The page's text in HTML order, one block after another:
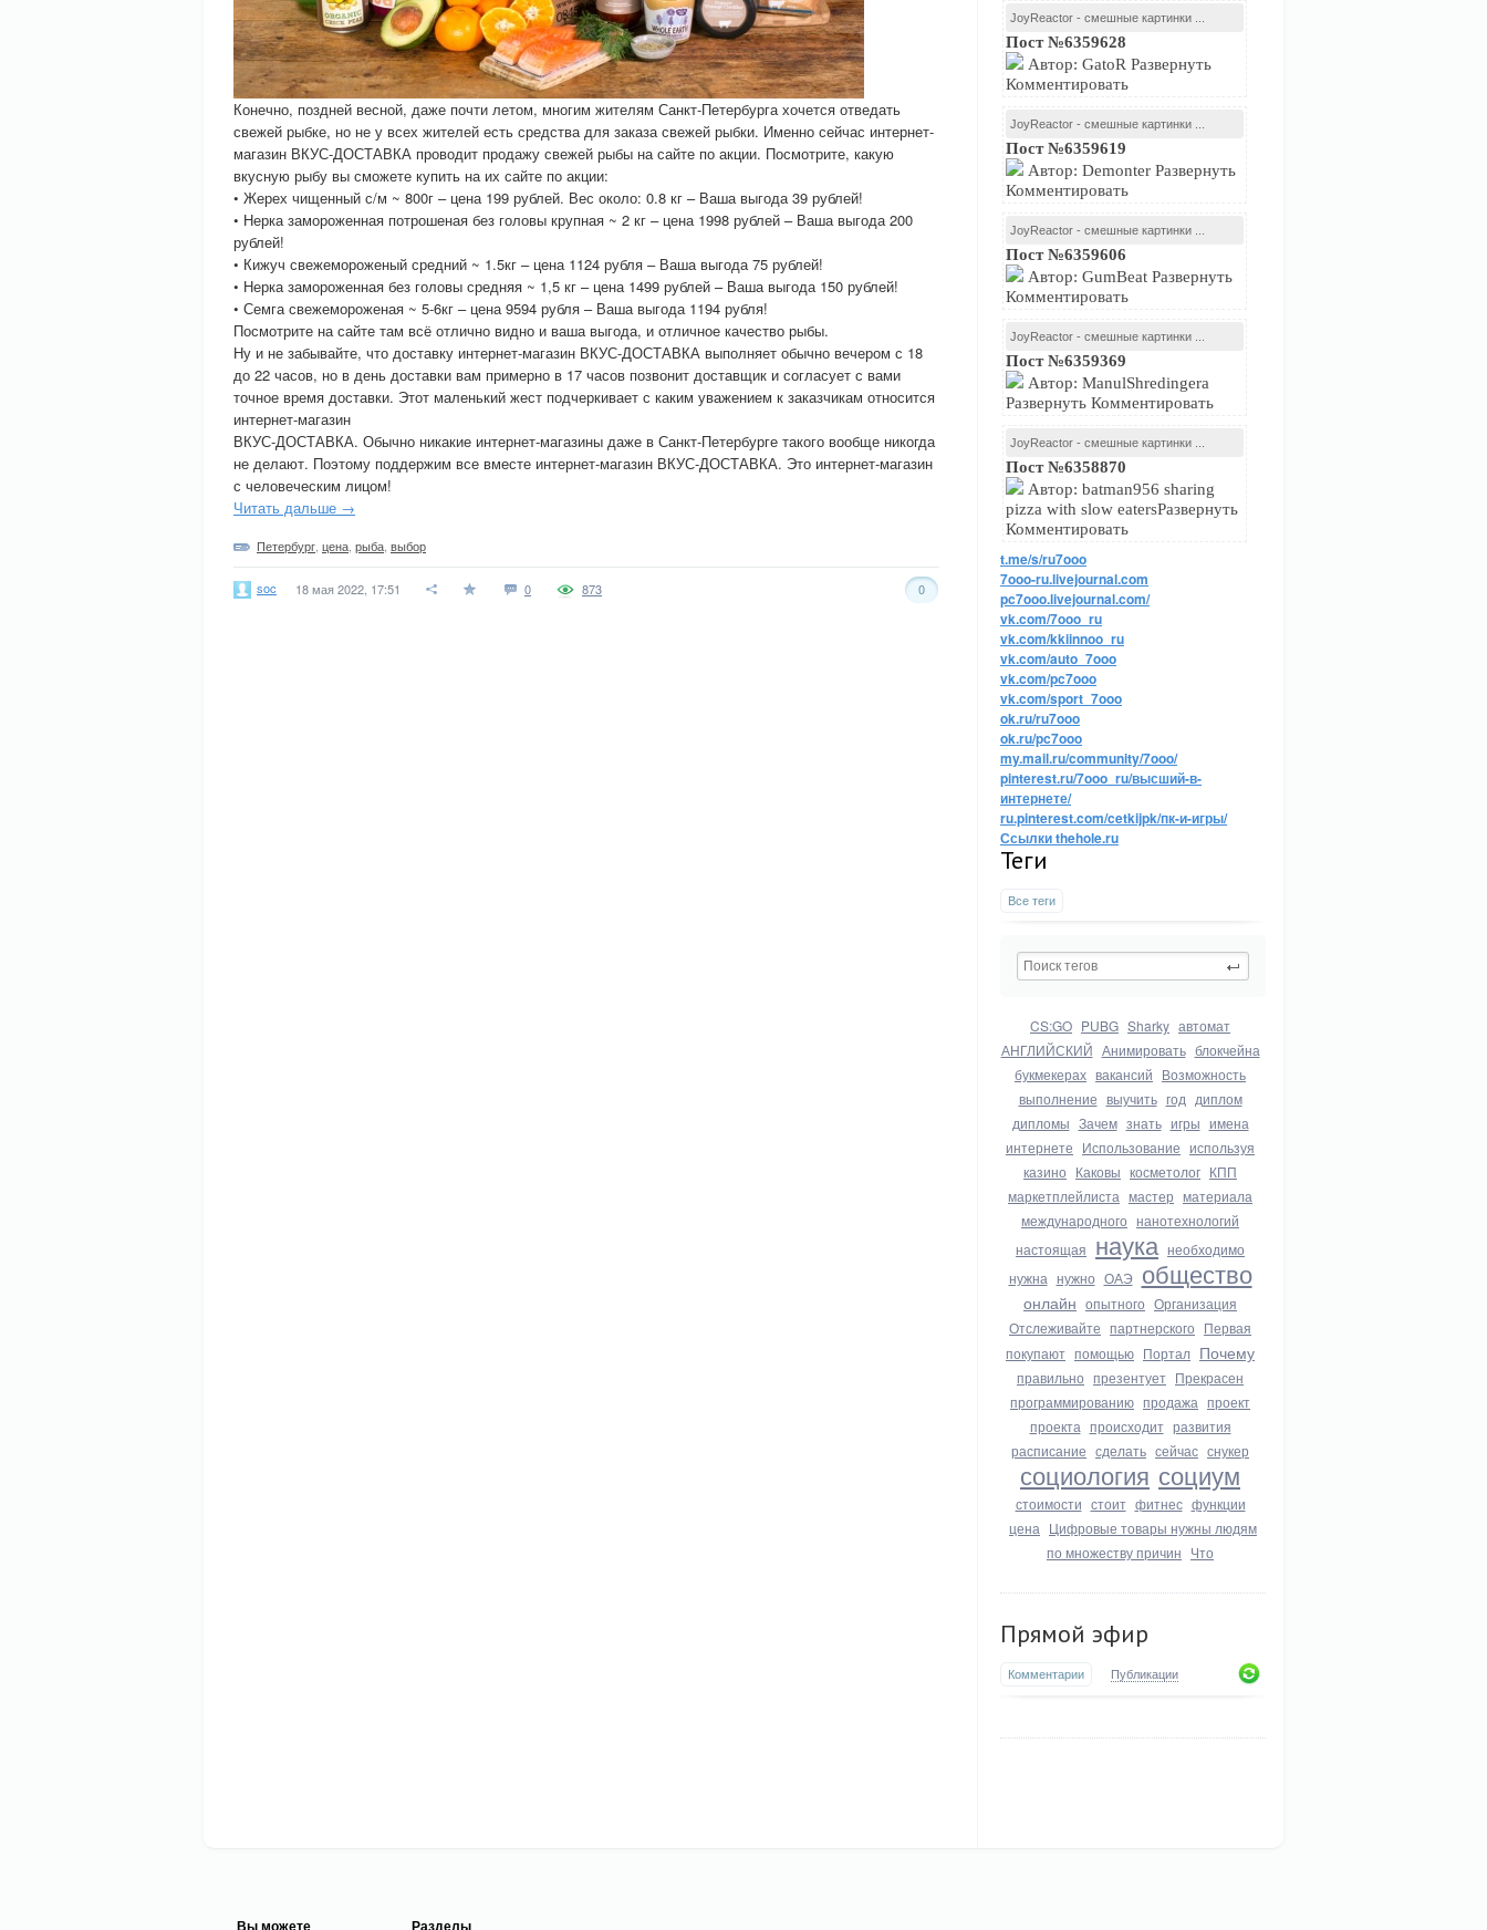
JoyReactor - смешные картинки ...
Пост №6359628
Автор: GatoR Развернуть
Комментировать
JoyReactor - смешные картинки ...
Пост №6359619
Автор: Demonter Развернуть
Комментировать
JoyReactor - смешные картинки ...
Пост №6359606
Автор: GumBeat Развернуть
Комментировать
JoyReactor - смешные картинки ...
Пост №6359369
Автор: ManulShredingera
Развернуть Комментировать
JoyReactor - смешные картинки ...
Пост №6358870
Автор: batman956 sharing
pizza with slow eatersРазвернуть
Комментировать
t.me/s/ru7ooo
7ooo-ru.livejournal.com
pc7ooo.livejournal.com/
vk.com/7ooo_ru
vk.com/kkiinnoo_ru
vk.com/auto_7ooo
vk.com/pc7ooo
vk.com/sport_7ooo
ok.ru/ru7ooo
ok.ru/pc7ooo
my.mail.ru/community/7ooo/
pinterest.ru/7ooo_ru/высший-в-
интернете/
ru.pinterest.com/cetkijpk/пк-и-игры/
Ссылки thehole.ru
Теги
Все теги
CS:GO PUBG Sharky автомат
АНГЛИЙСКИЙ Анимировать блокчейна
букмекерах вакансий Возможность
выполнение выучить год диплом
дипломы Зачем знать игры имена
интернете Использование используя
казино Каковы косметолог КПП
маркетплейлиста мастер материала
международного нанотехнологий
настоящая наука необходимо
нужна нужно ОАЭ общество
онлайн опытного Организация
Отслеживайте партнерского Первая
покупают помощью Портал Почему
правильно презентует Прекрасен
программированию продажа проект
проекта происходит развития
расписание сделать сейчас снукер
социология социум
стоимости стоит фитнес функции
цена Цифровые товары нужны людям
по множеству причин Что
Прямой эфир
Комментарии Публикации
Конечно, поздней весной, даже почти летом, многим жителям Санкт-Петербурга хочется отведать
свежей рыбке, но не у всех жителей есть средства для заказа свежей рыбки. Именно сейчас интернет-
магазин ВКУС-ДОСТАВКА проводит продажу свежей рыбы на сайте по акции. Посмотрите, какую
вкусную рыбу вы сможете купить на их сайте по акции:
• Жерех чищенный с/м ~ 800г – цена 199 рублей. Вес около: 0.8 кг – Ваша выгода 39 рублей!
• Нерка замороженная потрошеная без головы крупная ~ 2 кг – цена 1998 рублей – Ваша выгода 200
рублей!
• Кижуч свежемороженый средний ~ 1.5кг – цена 1124 рубля – Ваша выгода 75 рублей!
• Нерка замороженная без головы средняя ~ 1,5 кг – цена 1499 рублей – Ваша выгода 150 рублей!
• Семга свежемороженая ~ 5-6кг – цена 9594 рубля – Ваша выгода 1194 рубля!
Посмотрите на сайте там всё отлично видно и ваша выгода, и отличное качество рыбы.
Ну и не забывайте, что доставку интернет-магазин ВКУС-ДОСТАВКА выполняет обычно вечером с 18
до 22 часов, но в день доставки вам примерно в 17 часов позвонит доставщик и согласует с вами
точное время доставки. Этот маленький жест подчеркивает с каким уважением к заказчикам относится
интернет-магазин
ВКУС-ДОСТАВКА. Обычно никакие интернет-магазины даже в Санкт-Петербурге такого вообще никогда
не делают. Поэтому поддержим все вместе интернет-магазин ВКУС-ДОСТАВКА. Это интернет-магазин
с человеческим лицом!
Читать дальше →
Петербург цена рыба выбор
soc 18 мая 2022, 17:51 0 0
873
Вы можете Разделы